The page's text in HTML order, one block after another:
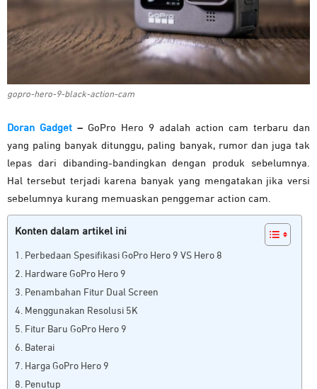
gopro-hero-9-black-action-cam
Doran Gadget – GoPro Hero 9 adalah action cam terbaru dan
yang paling banyak ditunggu, paling banyak, rumor dan juga tak
lepas dari dibanding-bandingkan dengan produk sebelumnya.
Hal tersebut terjadi karena banyak yang mengatakan jika versi
sebelumnya kurang memuaskan penggemar action cam.
Konten dalam artikel ini
Perbedaan Spesifikasi GoPro Hero 9 VS Hero 8
Hardware GoPro Hero 9
Penambahan Fitur Dual Screen
Menggunakan Resolusi 5K
Fitur Baru GoPro Hero 9
Baterai
Harga GoPro Hero 9
Penutup